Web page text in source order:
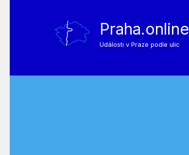
Praha.online
Události v Praze podle ulic